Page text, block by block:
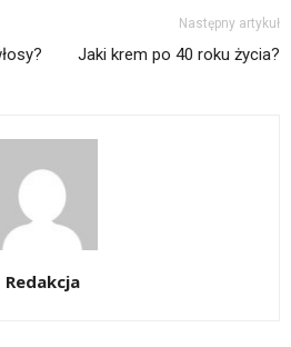
Następny artykuł
Jaki krem po 40 roku życia?
Redakcja